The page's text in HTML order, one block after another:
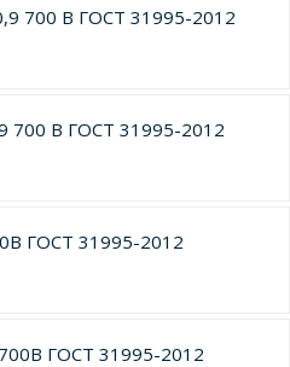
700 В ГОСТ 31995-2012
700 В ГОСТ 31995-2012
ГОСТ 31995-2012
ГОСТ 31995-2012